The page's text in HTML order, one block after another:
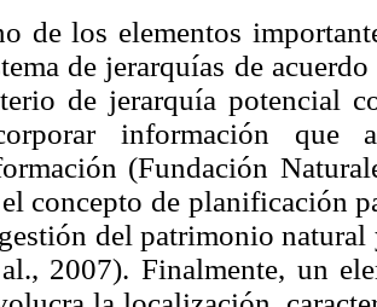
de los elementos
de jerarquías de
de jerarquía potencial
información que
(Fundación
el concepto de planificación
del patrimonio natural
2007). Finalmente, un